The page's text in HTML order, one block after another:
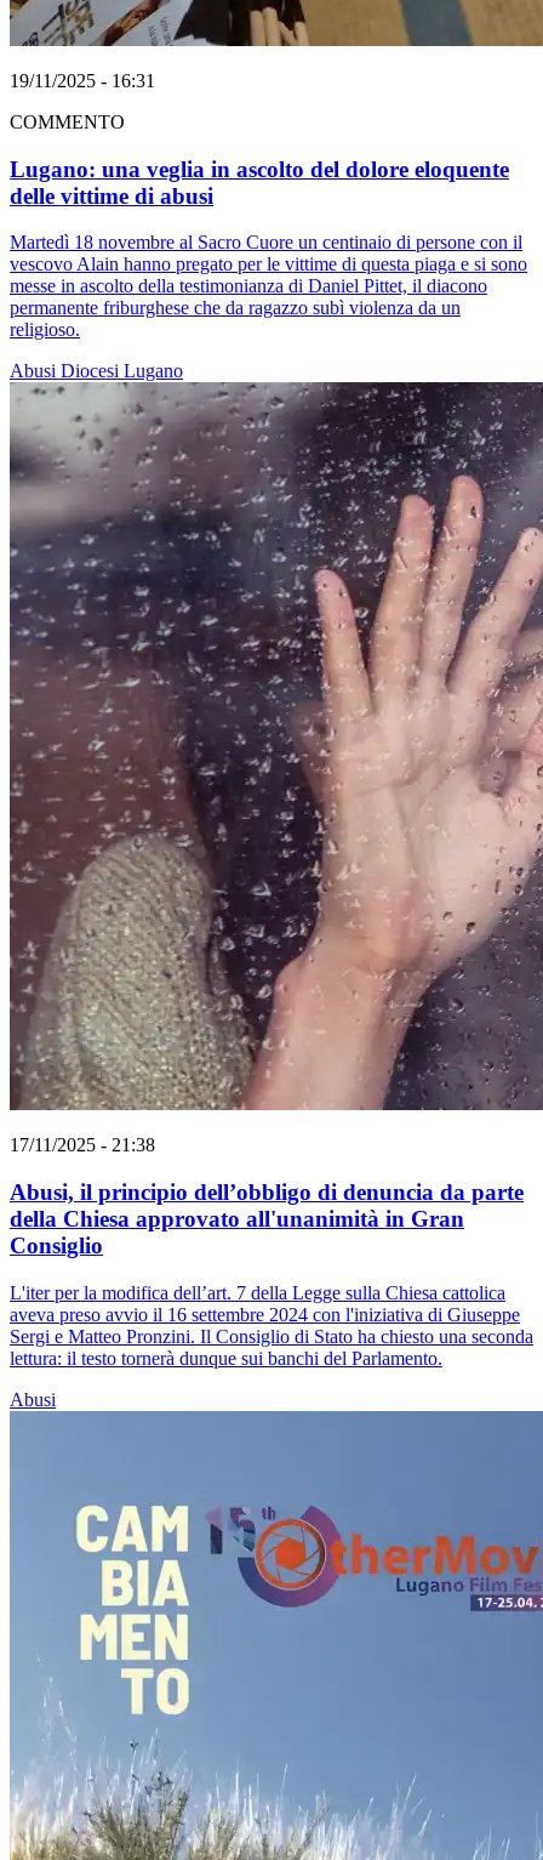
19/11/2025 - 16:31
COMMENTO
Lugano: una veglia in ascolto del dolore eloquente
delle vittime di abusi
Martedì 18 novembre al Sacro Cuore un centinaio di persone con il
vescovo Alain hanno pregato per le vittime di questa piaga e si sono
messe in ascolto della testimonianza di Daniel Pittet, il diacono
permanente friburghese che da ragazzo subì violenza da un
religioso.
Abusi Diocesi Lugano
17/11/2025 - 21:38
Abusi, il principio dell’obbligo di denuncia da parte
della Chiesa approvato all'unanimità in Gran
Consiglio
L'iter per la modifica dell’art. 7 della Legge sulla Chiesa cattolica
aveva preso avvio il 16 settembre 2024 con l'iniziativa di Giuseppe
Sergi e Matteo Pronzini. Il Consiglio di Stato ha chiesto una seconda
lettura: il testo tornerà dunque sui banchi del Parlamento.
Abusi